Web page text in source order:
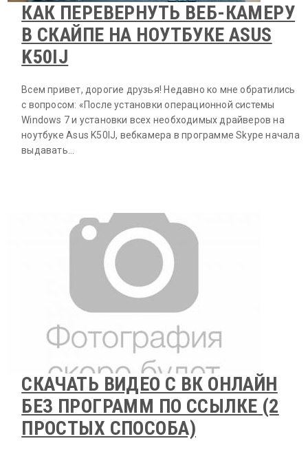
КАК ПЕРЕВЕРНУТЬ ВЕБ-КАМЕРУ
В СКАЙПЕ НА НОУТБУКЕ ASUS
K50IJ
Всем привет, дорогие друзья! Недавно ко мне обратились
с вопросом: «После установки операционной системы
Windows 7 и установки всех необходимых драйверов на
ноутбуке Asus K50IJ, вебкамера в программе Skype начала
выдавать…
СКАЧАТЬ ВИДЕО С ВК ОНЛАЙН
БЕЗ ПРОГРАММ ПО ССЫЛКЕ (2
ПРОСТЫХ СПОСОБА)